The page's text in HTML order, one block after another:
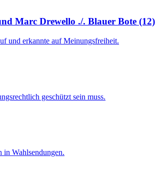
Marc Drewello ./. Blauer Bote (12)
und erkannte auf Meinungsfreiheit.
geschützt sein muss.
in Wahlsendungen.